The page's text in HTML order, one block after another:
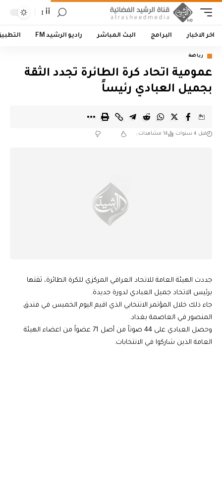
أأ
اخر الاخبار البرامج البث المباشر راديو الرشيد FM
رياضة
عمومية اتحاد كرة الطائرة تجدد الثقة
بجميل العبادي رئيساً
قبل 4 سنوات 14 مشاهدات
جددت الهيئة العامة للاتحاد العراقي المركزي للكرة الطائرة، ثقتها
برئيس الاتحاد جميل العبادي لدورة جديدة.
جاء ذلك خلال المؤتمر الانتخابي الذي اقيم اليوم الخميس في فندق
المنصور في العاصمة بغداد.
وحصل العبادي على 44 صوتاً من أصل 71 عضواً من اعضاء الهيئة
العامة الذين شاركوا في الانتخابات.